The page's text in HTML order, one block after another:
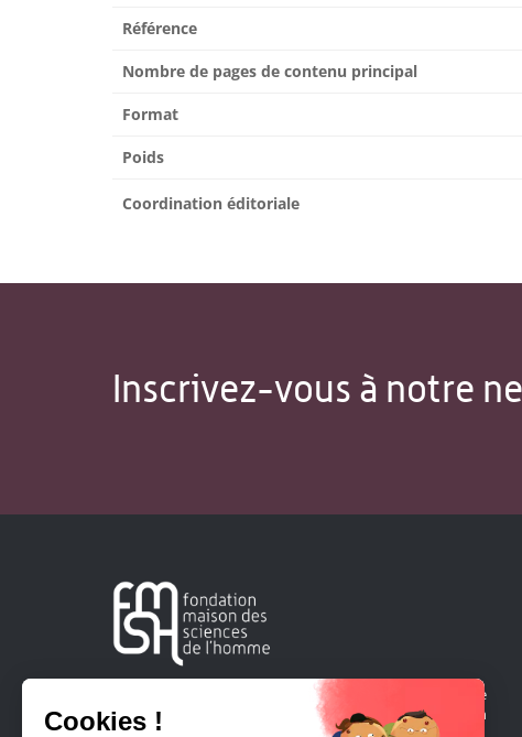
Référence
Nombre de pages de contenu principal
Format
Poids
Coordination éditoriale
Inscrivez-vous à notre
Créée en 1963, la Fondation Maison Sciences de l'Homme
soutient la recherche et la diffusion des connaissances en